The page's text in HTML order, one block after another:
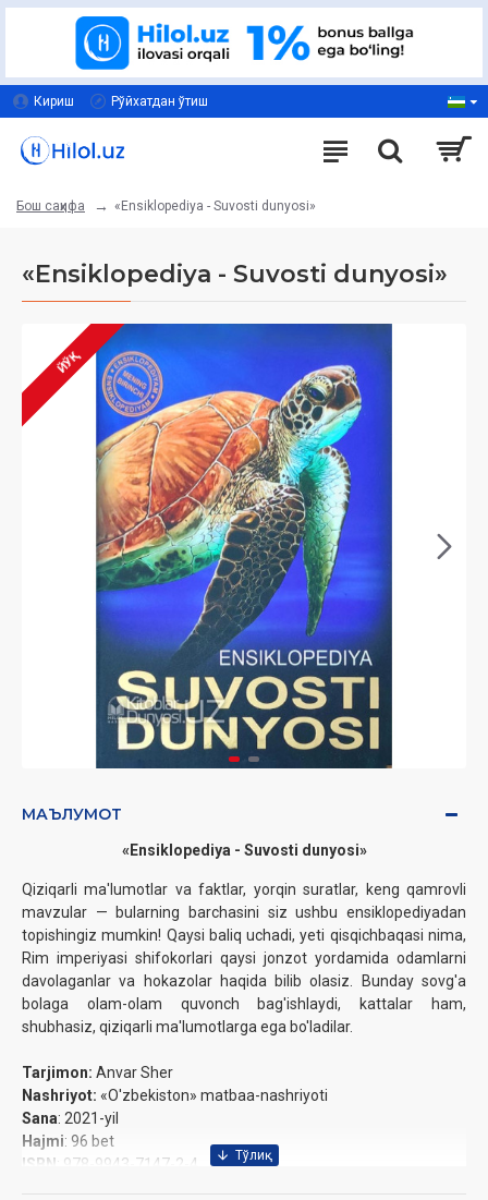
Кириш Рўйхатдан ўтиш
Бош саҳифа «Ensiklopediya - Suvosti dunyosi»
«Ensiklopediya - Suvosti dunyosi»
ЙЎҚ
МАЪЛУМОТ
«Ensiklopediya - Suvosti dunyosi»
Qiziqarli ma'lumotlar va faktlar, yorqin suratlar, keng qamrovli
mavzular — bularning barchasini siz ushbu ensiklopediyadan
topishingiz mumkin! Qaysi baliq uchadi, yeti qisqichbaqasi nima,
Rim imperiyasi shifokorlari qaysi jonzot yordamida odamlarni
davolaganlar va hokazolar haqida bilib olasiz. Bunday sovg'a
bolaga olam-olam quvonch bag'ishlaydi, kattalar ham,
shubhasiz, qiziqarli ma'lumotlarga ega bo'ladilar.
Tarjimon: Anvar Sher
Nashriyot: «O'zbekiston» matbaa-nashriyoti
Sana: 2021-yil
Hajmi: 96 bet
ISBN : 978-9943-7147-2-4